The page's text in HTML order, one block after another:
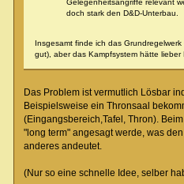
Gelegenheitsangriffe relevant
doch stark den D&D-Unterbau.
Insgesamt finde ich das
gut), aber das Kampfsystem hätte
Das Problem ist vermutlich Lösbar
Beispielsweise ein Thronsaal
(Eingangsbereich,Tafel, Thron).
"long term" angesagt werde, was
anderes andeutet.
(Nur so eine schnelle Idee, selber